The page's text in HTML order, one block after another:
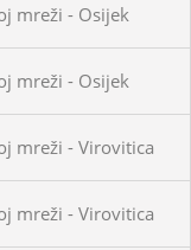
mreži - Osijek
mreži - Osijek
mreži - Virovitica
mreži - Virovitica